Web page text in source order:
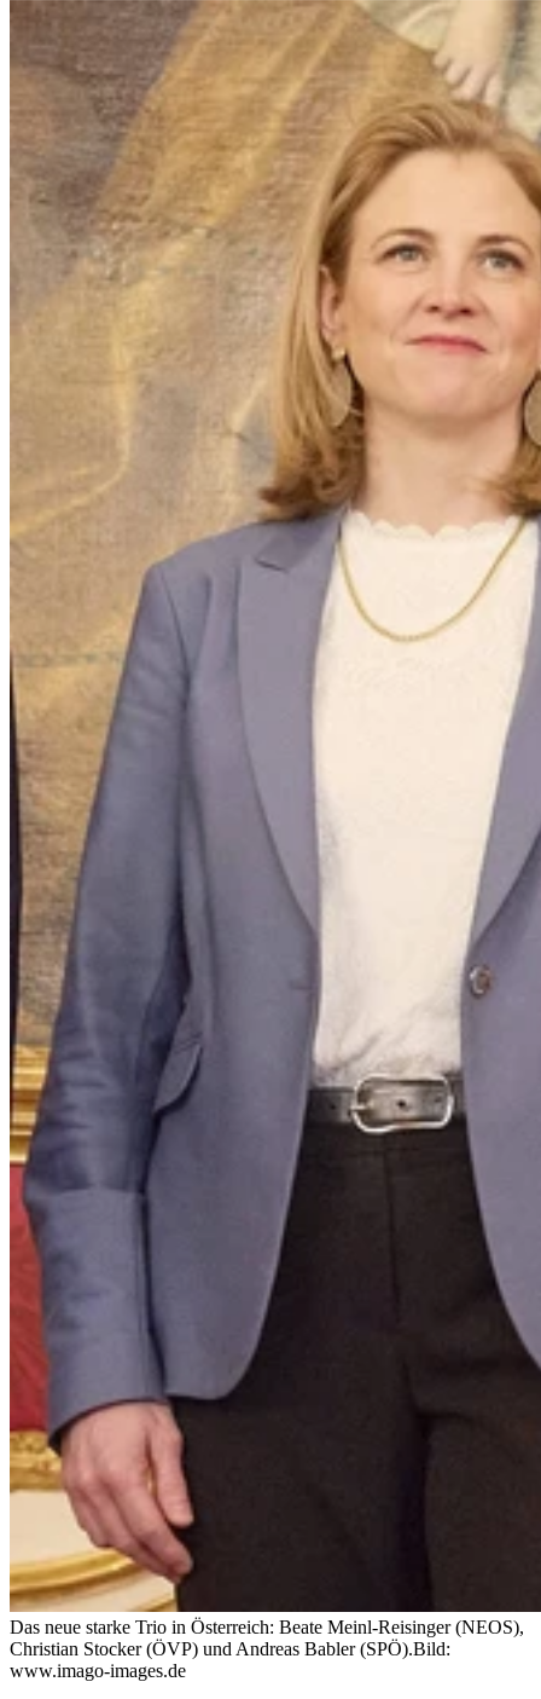
Das neue starke Trio in Österreich: Beate Meinl-Reisinger (NEOS),
Christian Stocker (ÖVP) und Andreas Babler (SPÖ).Bild:
www.imago-images.de